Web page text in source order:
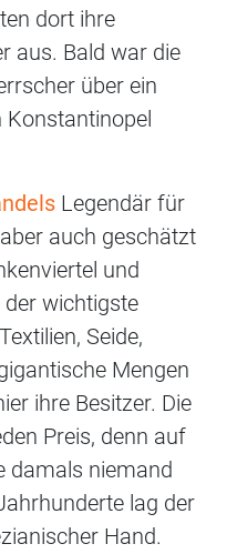
dort ihre
aus. Bald war die
über ein
Konstantinopel
Legendär für
auch geschätzt
und
der wichtigste
Seide,
Mengen
ihre Besitzer. Die
Preis, denn auf
damals niemand
lag der
Hand.